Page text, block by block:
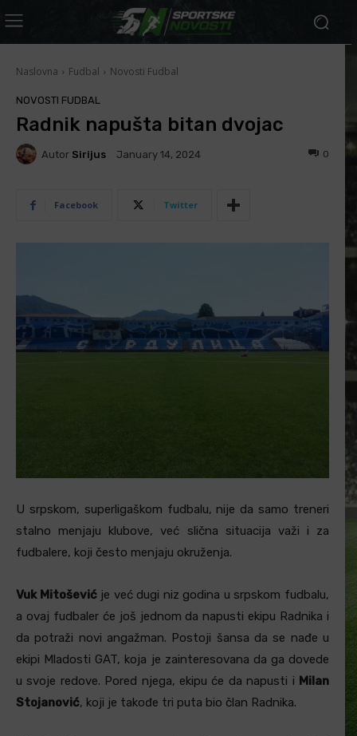
Naslovna Fudbal Novosti Fudbal
NOVOSTI FUDBAL
Radnik napušta bitan dvojac
Autor Sirijus January 14, 2024 0
Facebook Twitter
U srpskom, superligaškom fudbalu, nije da samo treneri
stalno menjaju klubove, već slična situacija važi i za
fudbalere, koji često menjaju okruženja.
Vuk Mitoševićje već dugi niz godina u srpskom fudbalu,
a ovaj fudbaler će još jednom da napusti ekipu Radnika i
da potraži novi angažman. Postoji šansa da se nađe u
ekipi Mladosti GAT, koja je zainteresovana da ga dovede
u svoje redove. Pored njega, ekipu će da napusti i Milan
Stojanović, koji je takođe tri puta bio član Radnika.